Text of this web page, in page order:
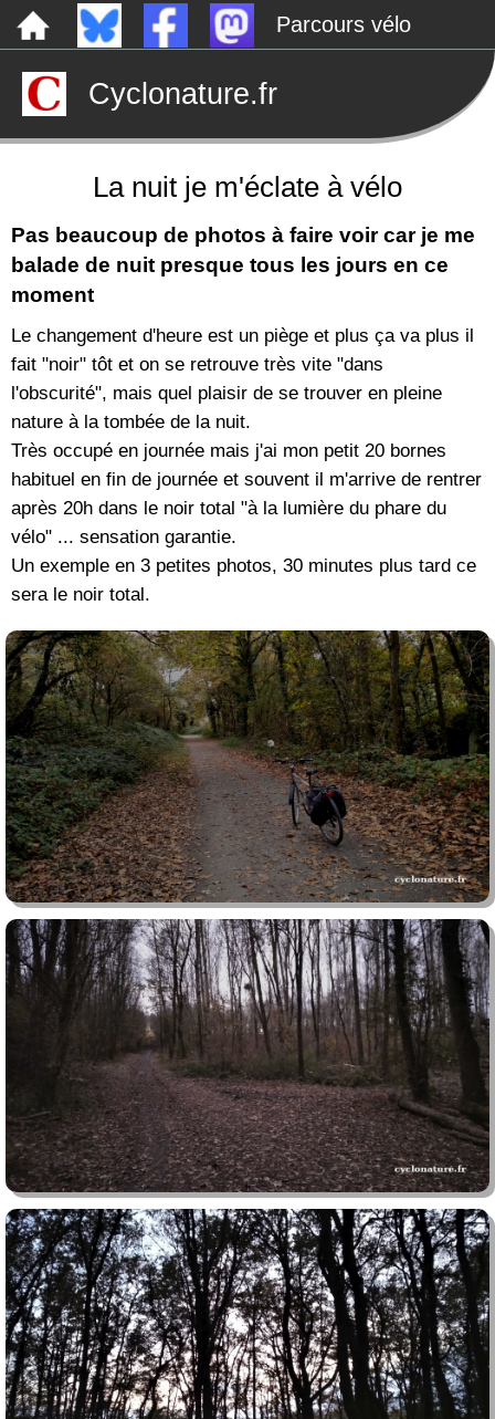
Parcours vélo
Dépôts sauvages
Le canal de Nantes à Brest à vélo
Rechercher
Cyclonature.fr
La nuit je m'éclate à vélo
Pas beaucoup de photos à faire voir car je me
balade de nuit presque tous les jours en ce
moment
Le changement d'heure est un piège et plus ça va plus il
fait "noir" tôt et on se retrouve très vite "dans
l'obscurité", mais quel plaisir de se trouver en pleine
nature à la tombée de la nuit.
Très occupé en journée mais j'ai mon petit 20 bornes
habituel en fin de journée et souvent il m'arrive de rentrer
après 20h dans le noir total "à la lumière du phare du
vélo" ... sensation garantie.
Un exemple en 3 petites photos, 30 minutes plus tard ce
sera le noir total.